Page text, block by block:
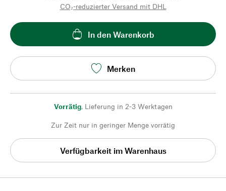
CO₂-reduzierter Versand mit DHL
In den Warenkorb
Merken
Vorrätig, Lieferung in 2-3 Werktagen
Zur Zeit nur in geringer Menge vorrätig
Verfügbarkeit im Warenhaus